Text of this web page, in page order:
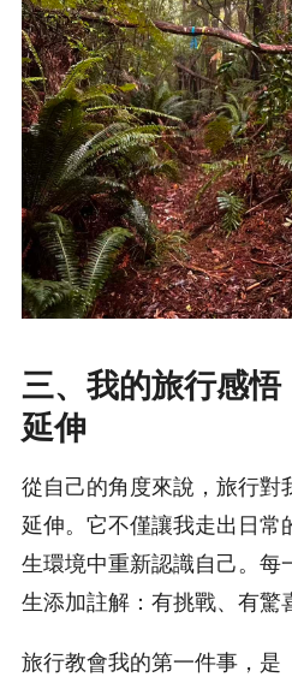
三、我的旅行感
延伸
從自己的角度來說，旅行對
延伸。它不僅讓我走出日常
生環境中重新認識自己。每
生添加註解：有挑戰、有驚
旅行教會我的第一件事，是